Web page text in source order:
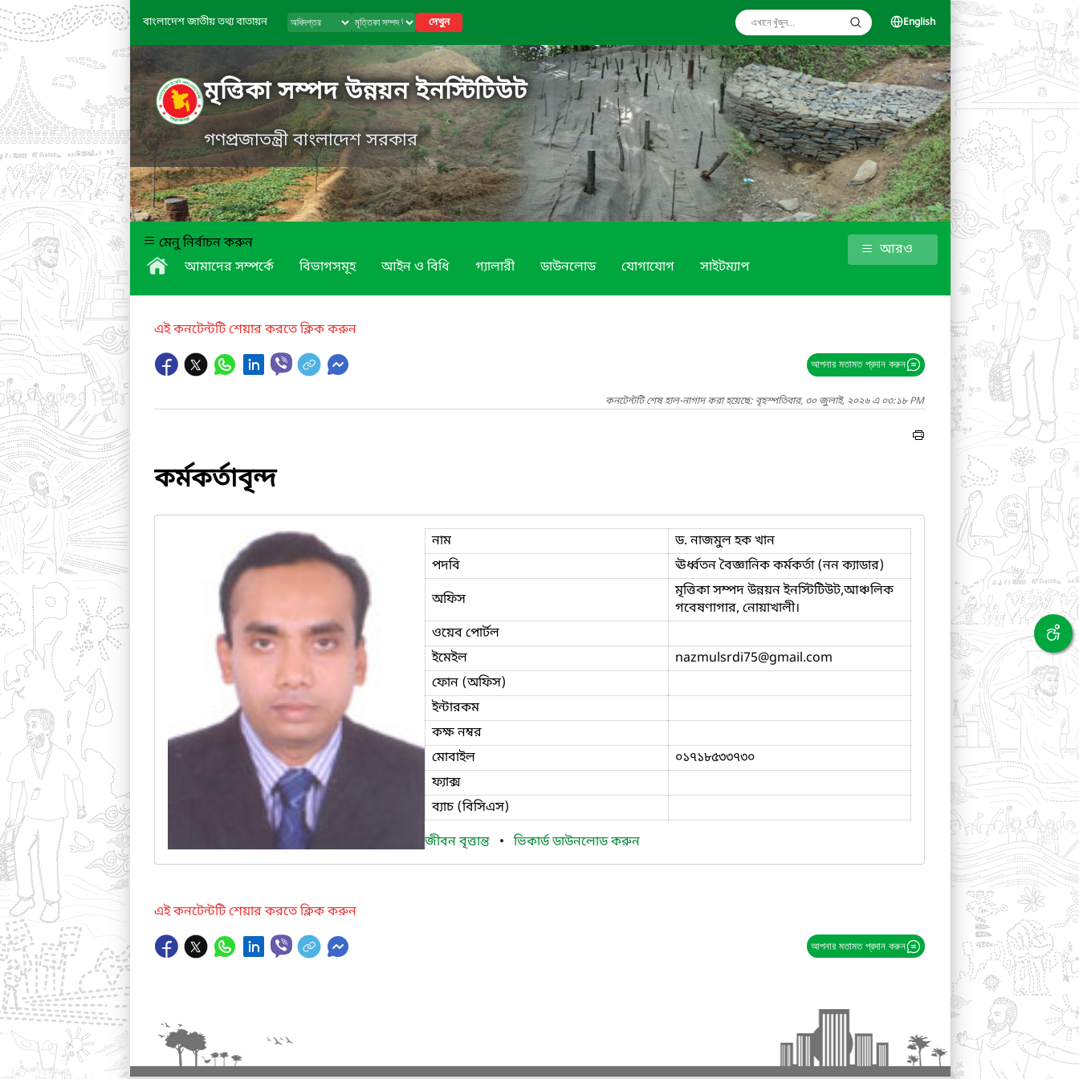
বাংলাদেশ জাতীয় তথ্য বাতায়ন দেখুন English
মৃত্তিকা সম্পদ উন্নয়ন ইনস্টিটিউট
গণপ্রজাতন্ত্রী বাংলাদেশ সরকার
মেনু নির্বাচন করুন
আমাদের সম্পর্কে
বিভাগসমূহ আইন ও বিধি গ্যালারী ডাউনলোড যোগাযোগ সাইটম্যাপ
আরও
এই কনটেন্টটি শেয়ার করতে ক্লিক করুন
আপনার মতামত প্রদান করুন
কনটেন্টটি শেষ হাল-নাগাদ করা হয়েছে: বৃহস্পতিবার, ৩০ জুলাই, ২০২৬ এ ০৩:১৮ PM
কর্মকর্তাবৃন্দ
নাম
ড. নাজমুল হক খান
পদবি
ঊর্ধ্বতন বৈজ্ঞানিক কর্মকর্তা (নন ক্যাডার)
অফিস
মৃত্তিকা সম্পদ উন্নয়ন ইনস্টিটিউট,আঞ্চলিক
গবেষণাগার, নোয়াখালী।
ওয়েব পোর্টল
ইমেইল
nazmulsrdi75@gmail.com
ফোন (অফিস)
ইন্টারকম
কক্ষ নম্বর
মোবাইল
০১৭১৮৫৩৩৭৩০
ফ্যাক্স
ব্যাচ (বিসিএস)
জীবন বৃত্তান্ত • ভিকার্ড ডাউনলোড করুন
এই কনটেন্টটি শেয়ার করতে ক্লিক করুন
আপনার মতামত প্রদান করুন